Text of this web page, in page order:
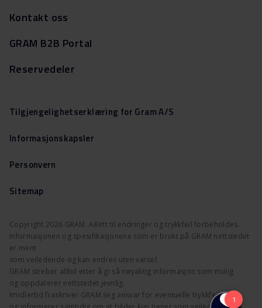
Kontakt oss
GRAM B2B Portal
Reservedeler
Copyright 2026 GRAM. ARett til endringer og trykkfeil forbeholdes.
Informasjonen og spesifikasjonene som er brukt på GRAM nettstedet
er ment
som veiledende og kan endres uten varsel.
GRAM streber alltid etter å gi så nøyaktig informasjon som mulig
og oppdaterer nettstedet jevnlig.
Imidlertid fraskriver GRAM seg ansvar for eventuelle trykkfeil
Tilgjengelighetserklæring for Gram A/S
Informasjonskapsler
Personvern
Sitemap